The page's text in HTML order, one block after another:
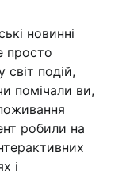
новинні
просто
подій,
помічали ви,
робили на
і